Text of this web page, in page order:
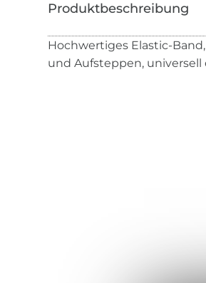
Hochwertiges Elastic-
und Aufsteppen, universell